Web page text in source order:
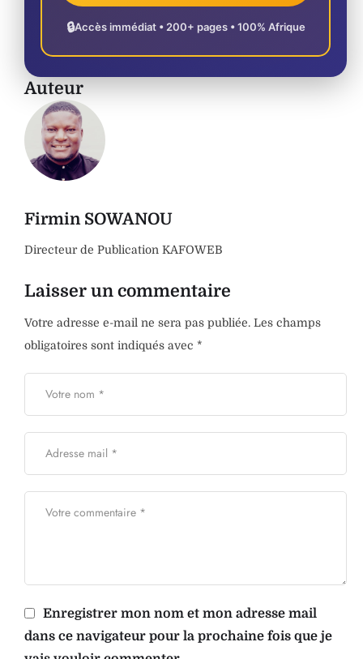
🔒Accès immédiat • 200+ pages • 100% Afrique
Auteur
Firmin SOWANOU
Directeur de Publication KAFOWEB
Laisser un commentaire
Votre adresse e-mail ne sera pas publiée. Les champs
obligatoires sont indiqués avec *
Enregistrer mon nom et mon adresse mail
dans ce navigateur pour la prochaine fois que je